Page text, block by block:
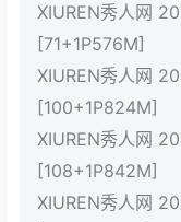
XIUREN秀人网
[71+1P576M]
XIUREN秀人网
[100+1P824M]
XIUREN秀人网
[108+1P842M]
XIUREN秀人网